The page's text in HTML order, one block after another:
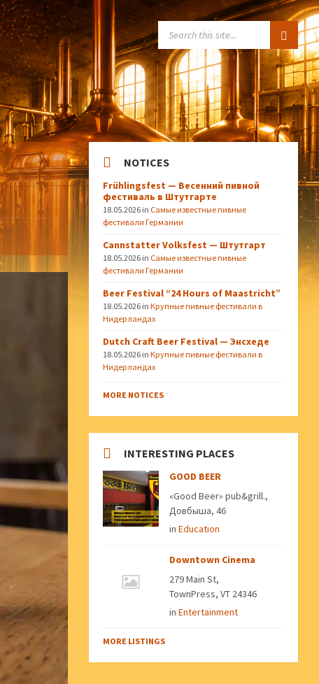
NOTICES
Frühlingsfest — Весенний пивной
фестиваль в Штутгарте
18.05.2026 in Самые известные пивные
фестивали Германии
Cannstatter Volksfest — Штутгарт
18.05.2026 in Самые известные пивные
фестивали Германии
Beer Festival “24 Hours of Maastricht”
18.05.2026 inКрупные пивные фестивали в
Нидерландах
Dutch Craft Beer Festival — Энсхеде
18.05.2026 inКрупные пивные фестивали в
Нидерландах
MORE NOTICES
INTERESTING PLACES
GOOD BEER
«Good Beer» pub&grill.,
Довбыша, 46
inEducation
Downtown Cinema
279 Main St,
TownPress, VT 24346
inEntertainment
MORE LISTINGS